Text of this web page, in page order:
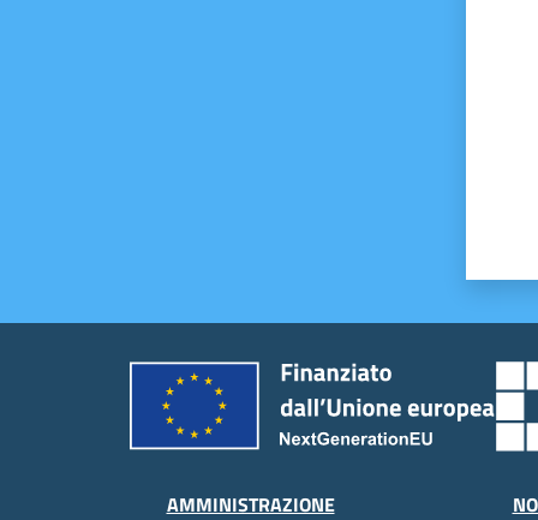
AMMINISTRAZIONE